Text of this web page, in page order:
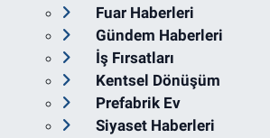
Fuar Haberleri
Gündem Haberleri
İş Fırsatları
Kentsel Dönüşüm
Prefabrik Ev
Siyaset Haberleri